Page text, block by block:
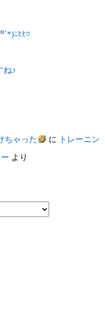
`*)ﾆﾋﾋ♡
ね♪
ちゃった に トレーニン
より